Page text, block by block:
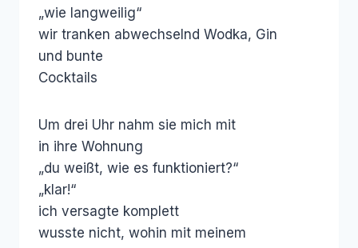
„wie langweilig“
wir tranken abwechselnd Wodka, Gin
und bunte
Cocktails
Um drei Uhr nahm sie mich mit
in ihre Wohnung
„du weißt, wie es funktioniert?“
„klar!“
ich versagte komplett
wusste nicht, wohin mit meinem